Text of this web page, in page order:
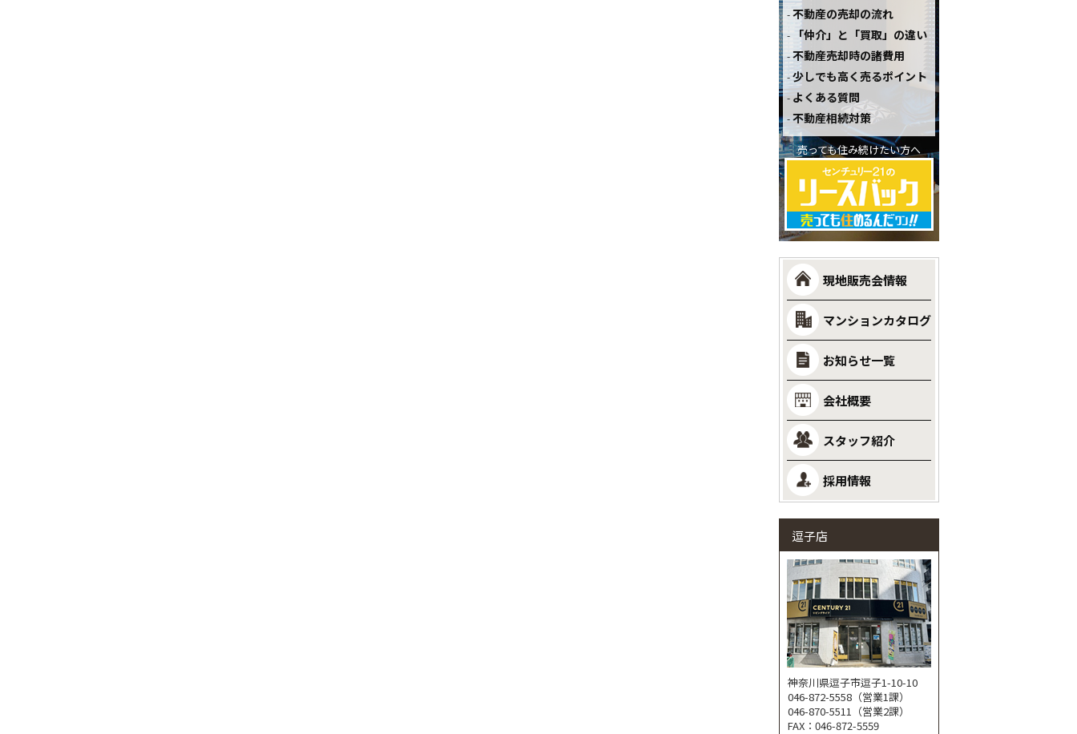
不動産の売却の流れ
「仲介」と「買取」の違い
不動産売却時の諸費用
少しでも高く売るポイント
よくある質問
不動産相続対策
売っても住み続けたい方へ
現地販売会情報
マンションカタログ
お知らせ一覧
会社概要
スタッフ紹介
採用情報
逗子店
神奈川県逗子市逗子1-10-10
046-872-5558（営業1課）
046-870-5511（営業2課）
FAX：046-872-5559